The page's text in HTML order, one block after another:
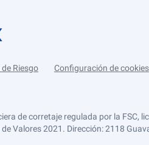
Riesgo Configuración de cookies
de corretaje regulada por la FSC,
Valores 2021. Dirección: 2118